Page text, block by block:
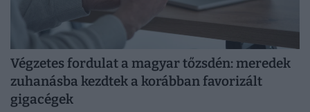
Végzetes fordulat a magyar tőzsdén: meredek
zuhanásba kezdtek a korábban favorizált
gigacégek